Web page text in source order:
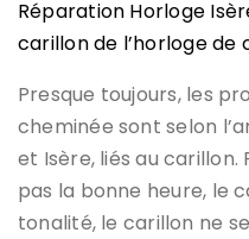
Réparation Horloge
carillon de l’horloge de
Presque toujours, les
cheminée sont selon
et Isère, liés au carillon.
pas la bonne heure, le
tonalité, le carillon ne